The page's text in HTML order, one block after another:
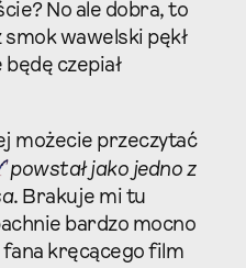
No ale dobra, to
wawelski pękł
będę czepiał
możecie przeczytać
powstał jako jedno z
. Brakuje mi tu
bardzo mocno
kręcącego film